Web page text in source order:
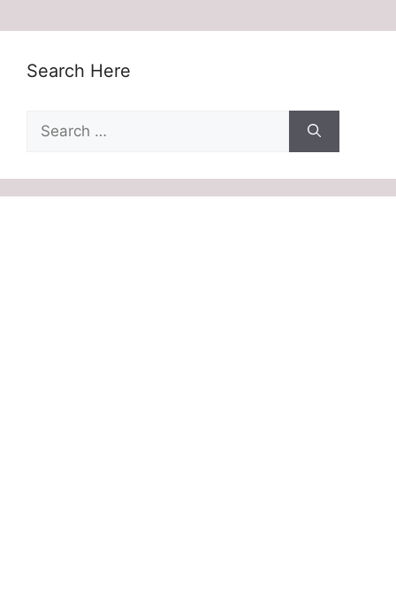
Search Here
for: